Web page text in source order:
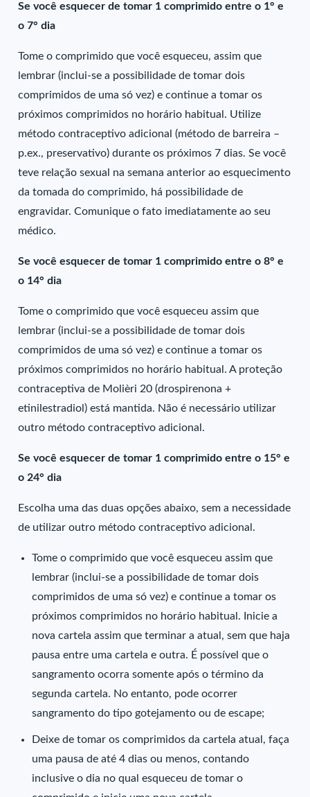
Se você esquecer de tomar 1 comprimido entre o 1° e
o 7° dia
Tome o comprimido que você esqueceu, assim que
lembrar (inclui-se a possibilidade de tomar dois
comprimidos de uma só vez) e continue a tomar os
próximos comprimidos no horário habitual. Utilize
método contraceptivo adicional (método de barreira –
p.ex., preservativo) durante os próximos 7 dias. Se você
teve relação sexual na semana anterior ao esquecimento
da tomada do comprimido, há possibilidade de
engravidar. Comunique o fato imediatamente ao seu
médico.
Se você esquecer de tomar 1 comprimido entre o 8° e
o 14° dia
Tome o comprimido que você esqueceu assim que
lembrar (inclui-se a possibilidade de tomar dois
comprimidos de uma só vez) e continue a tomar os
próximos comprimidos no horário habitual. A proteção
contraceptiva de Molièri 20 (drospirenona +
etinilestradiol) está mantida. Não é necessário utilizar
outro método contraceptivo adicional.
Se você esquecer de tomar 1 comprimido entre o 15° e
o 24° dia
Escolha uma das duas opções abaixo, sem a necessidade
de utilizar outro método contraceptivo adicional.
Tome o comprimido que você esqueceu assim que
lembrar (inclui-se a possibilidade de tomar dois
comprimidos de uma só vez) e continue a tomar os
próximos comprimidos no horário habitual. Inicie a
nova cartela assim que terminar a atual, sem que haja
pausa entre uma cartela e outra. É possível que o
sangramento ocorra somente após o término da
segunda cartela. No entanto, pode ocorrer
sangramento do tipo gotejamento ou de escape;
Deixe de tomar os comprimidos da cartela atual, faça
uma pausa de até 4 dias ou menos, contando
inclusive o dia no qual esqueceu de tomar o